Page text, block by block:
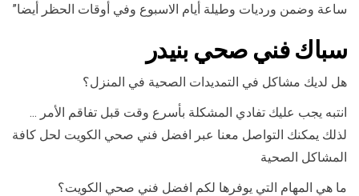
ساعة وضمن ورديات وطيلة أيام الاسبوع وفي أوقات الحظر أيضا”
سباك فني صحي بنيدر
هل لديك مشاكل في التمديدات الصحية في المنزل؟
انتبه يجب عليك تفادي المشكلة بأسرع وقت قبل تفاقم الأمر …
لذلك يمكنك التواصل معنا عبر افضل فني صحي الكويت لحل كافة
المشاكل الصحية
ما هي المهام التي يوفرها لكم افضل فني صحي الكويت؟